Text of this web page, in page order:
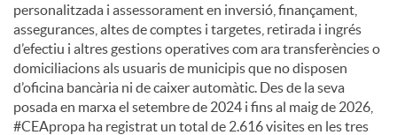
personalitzada i assessorament en inversió, finançament,
assegurances, altes de comptes i targetes, retirada i ingrés
d’efectiu i altres gestions operatives com ara transferències o
domiciliacions als usuaris de municipis que no disposen
d’oficina bancària ni de caixer automàtic. Des de la seva
posada en marxa el setembre de 2024 i fins al maig de 2026,
#CEApropa ha registrat un total de 2.616 visites en les tres